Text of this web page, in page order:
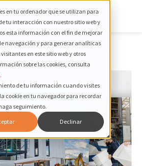
en tu ordenador que se utilizan para
tu interacción con nuestro sitio web y
esta información con el fin de mejorar
navegación y para generar analíticas
en este sitio web y otros
sobre las cookies, consulta
de tu información cuando visites
cookie en tu navegador para recordar
seguimiento.
Declinar
e Innovación ,